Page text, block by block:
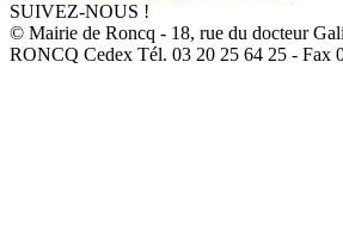
SUIVEZ-NOUS !
© Mairie de Roncq - 18, rue du docteur
RONCQ Cedex Tél. 03 20 25 64 25 - Fax